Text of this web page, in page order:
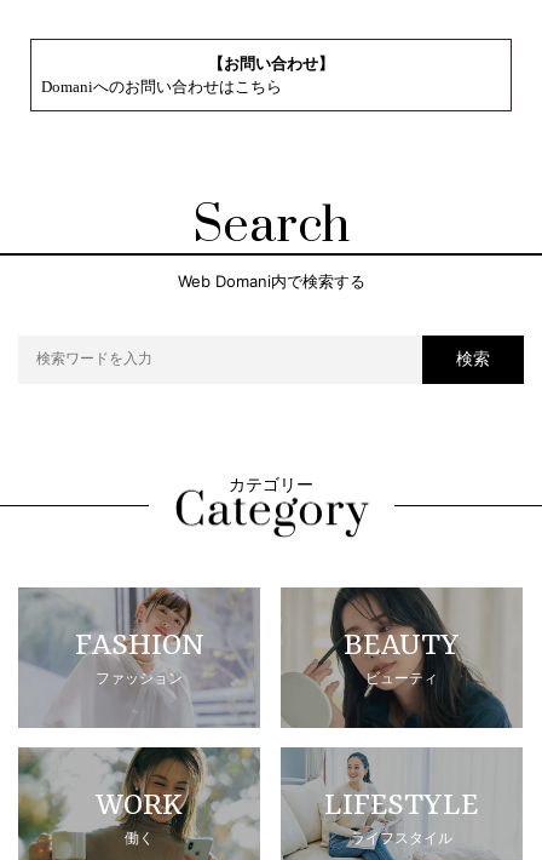
【お問い合わせ】
Domaniへのお問い合わせはこちら
Search
Web Domani内で検索する
検索
カテゴリー
FASHION
ファッション
BEAUTY
ビューティ
WORK
働く
LIFESTYLE
ライフスタイル